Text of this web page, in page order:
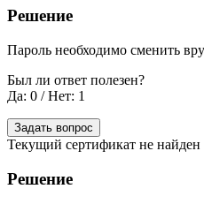
Решение
Пароль необходимо сменить
Был ли ответ полезен?
Да: 0 / Нет: 1
Задать вопрос
Текущий сертификат не найден
Решение